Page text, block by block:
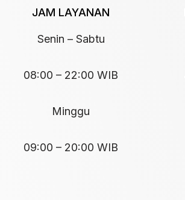
JAM LAYANAN
Senin – Sabtu
08:00 – 22:00 WIB
Minggu
09:00 – 20:00 WIB